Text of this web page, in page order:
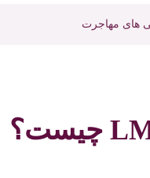
های مهاجرت